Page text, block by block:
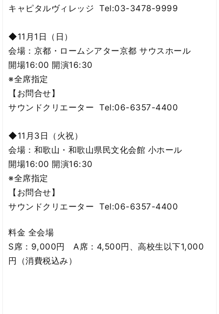
キャピタルヴィレッジ Tel:03-3478-9999
◆11月1日（日）
会場：京都・ロームシアター京都 サウスホール
開場16:00 開演16:30
※全席指定
【お問合せ】
サウンドクリエーター Tel:06-6357-4400
◆11月3日（火祝）
会場：和歌山・和歌山県民文化会館 小ホール
開場16:00 開演16:30
※全席指定
【お問合せ】
サウンドクリエーター Tel:06-6357-4400
料金 全会場
S席：9,000円 A席：4,500円、高校生以下1,000
円（消費税込み）